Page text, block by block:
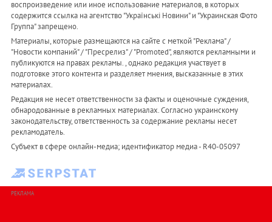
воспроизведение или иное использование материалов, в которых
содержится ссылка на агентство "Українськi Новини" и "Украинская Фото
Группа" запрещено.
Материалы, которые размещаются на сайте с меткой "Реклама" /
"Новости компаний" / "Пресрелиз" / "Promoted", являются рекламными и
публикуются на правах рекламы. , однако редакция участвует в
подготовке этого контента и разделяет мнения, высказанные в этих
материалах.
Редакция не несет ответственности за факты и оценочные суждения,
обнародованные в рекламных материалах. Согласно украинскому
законодательству, ответственность за содержание рекламы несет
рекламодатель.
Субъект в сфере онлайн-медиа; идентификатор медиа - R40-05097
РЕКЛАМА